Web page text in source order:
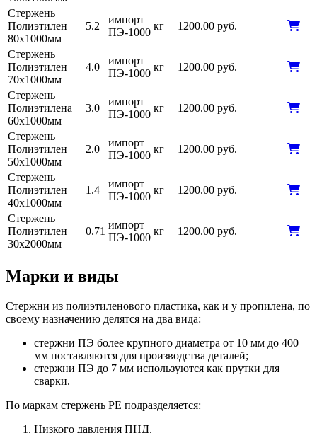
Стержень
Полиэтилен
80х1000мм
5.2
импорт
ПЭ-1000
кг 1200.00 руб.
Стержень
Полиэтилен
70х1000мм
4.0
импорт
ПЭ-1000
кг 1200.00 руб.
Стержень
Полиэтилена
60х1000мм
3.0
импорт
ПЭ-1000
кг 1200.00 руб.
Стержень
Полиэтилен
50х1000мм
2.0
импорт
ПЭ-1000
кг 1200.00 руб.
Стержень
Полиэтилен
40х1000мм
1.4
импорт
ПЭ-1000
кг 1200.00 руб.
Стержень
Полиэтилен
30х2000мм
0.71
импорт
ПЭ-1000
кг 1200.00 руб.
Марки и виды
Стержни из полиэтиленового пластика, как и у пропилена, по
своему назначению делятся на два вида:
стержни ПЭ более крупного диаметра от 10 мм до 400
мм поставляются для производства деталей;
стержни ПЭ до 7 мм используются как прутки для
сварки.
По маркам стержень PE подразделяется:
Низкого давления ПНД.